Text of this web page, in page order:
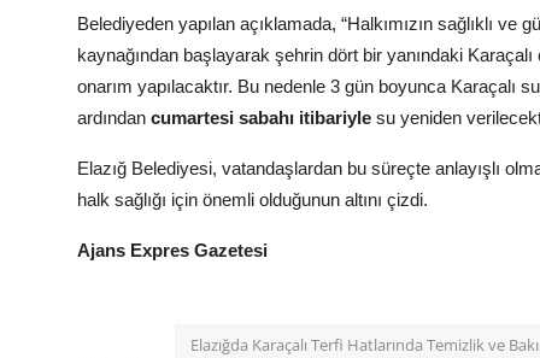
Gastronomi
E-GAZETE
Belediyeden yapılan açıklamada, “Halkımızın sağlıklı
kaynağından başlayarak şehrin dört bir yanındaki
onarım yapılacaktır. Bu nedenle 3 gün boyunca Karaçalı
ardından cumartesi sabahı itibariyle su yeniden
Elazığ Belediyesi, vatandaşlardan bu süreçte anlayışlı
halk sağlığı için önemli olduğunun altını çizdi.
Ajans Expres Gazetesi
Elazığda Karaçalı Terfi Hatlarında Temizlik ve